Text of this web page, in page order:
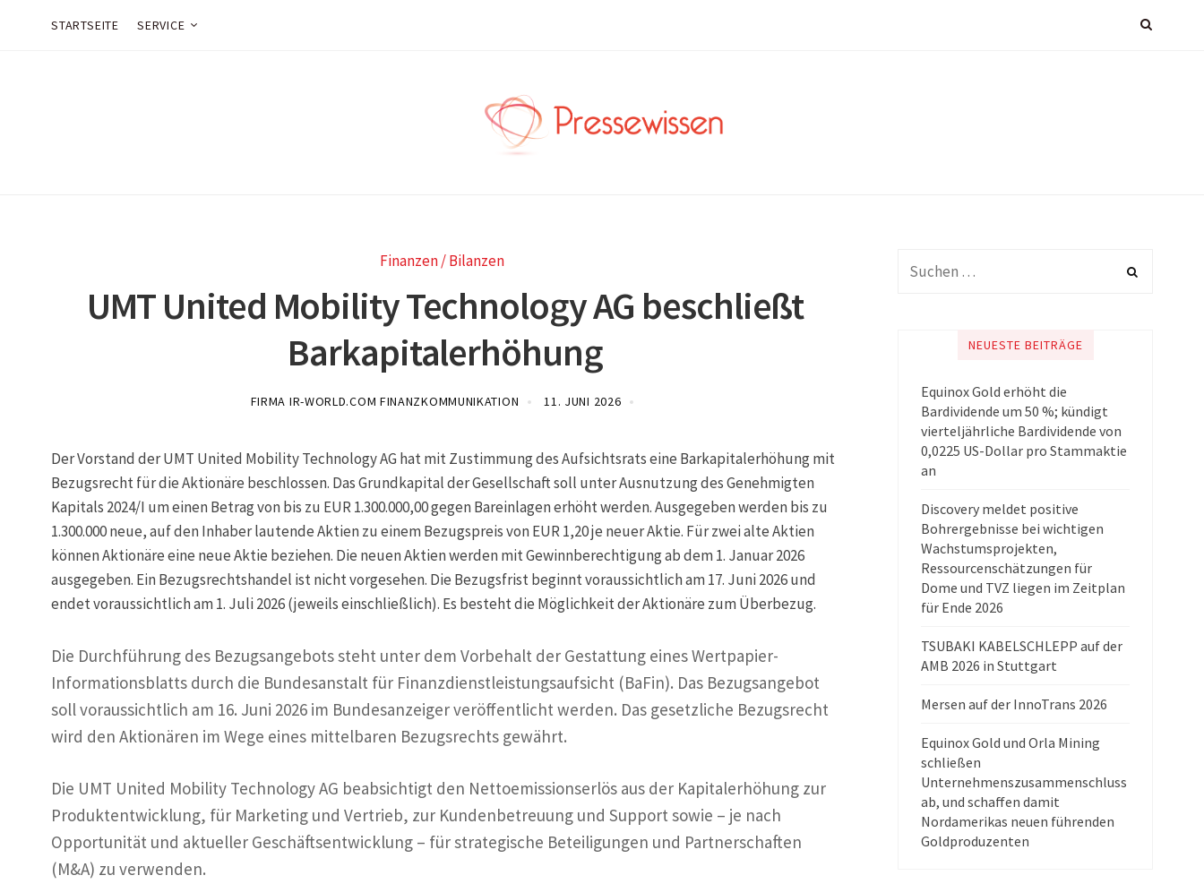
STARTSEITE SERVICE
Finanzen / Bilanzen
UMT United Mobility Technology AG beschließt
Barkapitalerhöhung
FIRMA IR-WORLD.COM FINANZKOMMUNIKATION 11. JUNI 2026
Der Vorstand der UMT United Mobility Technology AG hat mit Zustimmung des Aufsichtsrats eine Barkapitalerhöhung mit
Bezugsrecht für die Aktionäre beschlossen. Das Grundkapital der Gesellschaft soll unter Ausnutzung des Genehmigten
Kapitals 2024/I um einen Betrag von bis zu EUR 1.300.000,00 gegen Bareinlagen erhöht werden. Ausgegeben werden bis zu
1.300.000 neue, auf den Inhaber lautende Aktien zu einem Bezugspreis von EUR 1,20 je neuer Aktie. Für zwei alte Aktien
können Aktionäre eine neue Aktie beziehen. Die neuen Aktien werden mit Gewinnberechtigung ab dem 1. Januar 2026
ausgegeben. Ein Bezugsrechtshandel ist nicht vorgesehen. Die Bezugsfrist beginnt voraussichtlich am 17. Juni 2026 und
endet voraussichtlich am 1. Juli 2026 (jeweils einschließlich). Es besteht die Möglichkeit der Aktionäre zum Überbezug.
Die Durchführung des Bezugsangebots steht unter dem Vorbehalt der Gestattung eines Wertpapier-
Informationsblatts durch die Bundesanstalt für Finanzdienstleistungsaufsicht (BaFin). Das Bezugsangebot
soll voraussichtlich am 16. Juni 2026 im Bundesanzeiger veröffentlicht werden. Das gesetzliche Bezugsrecht
wird den Aktionären im Wege eines mittelbaren Bezugsrechts gewährt.
Die UMT United Mobility Technology AG beabsichtigt den Nettoemissionserlös aus der Kapitalerhöhung zur
Produktentwicklung, für Marketing und Vertrieb, zur Kundenbetreuung und Support sowie – je nach
Opportunität und aktueller Geschäftsentwicklung – für strategische Beteiligungen und Partnerschaften
(M&A) zu verwenden.
NEUESTE BEITRÄGE
Equinox Gold erhöht die
Bardividende um 50 %; kündigt
vierteljährliche Bardividende von
0,0225 US-Dollar pro Stammaktie
an
Discovery meldet positive
Bohrergebnisse bei wichtigen
Wachstumsprojekten,
Ressourcenschätzungen für
Dome und TVZ liegen im Zeitplan
für Ende 2026
TSUBAKI KABELSCHLEPP auf der
AMB 2026 in Stuttgart
Mersen auf der InnoTrans 2026
Equinox Gold und Orla Mining
schließen
Unternehmenszusammenschluss
ab, und schaffen damit
Nordamerikas neuen führenden
Goldproduzenten